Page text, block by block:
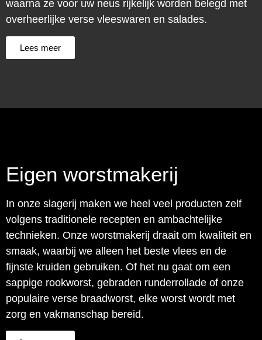
waarna ze voor uw neus rijkelijk worden belegd met
overheerlijke verse vleeswaren en salades.
Lees meer
Eigen worstmakerij
In onze slagerij maken we heel veel producten zelf
volgens traditionele recepten en ambachtelijke
technieken. Onze worstmakerij draait om kwaliteit en
smaak, waarbij we alleen het beste vlees en de
fijnste kruiden gebruiken. Of het nu gaat om een
sappige rookworst, gebraden runderrollade of onze
populaire verse braadworst, elke worst wordt met
zorg en vakmanschap bereid.